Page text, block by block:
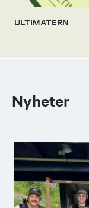
ULTIMATERN
Nyheter